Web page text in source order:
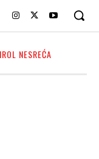
NESREĆA